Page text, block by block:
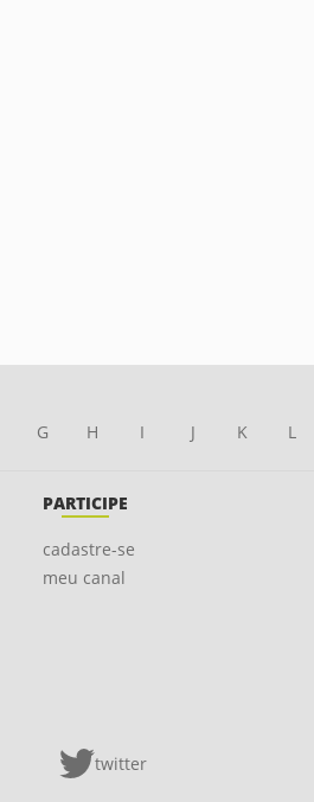
G H I J K L
PARTICIPE
cadastre-se
meu canal
twitter